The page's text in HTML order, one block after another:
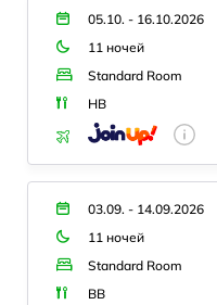
05.10. - 16.10.2026
11 ночей
Standard Room
HB
03.09. - 14.09.2026
11 ночей
Standard Room
BB